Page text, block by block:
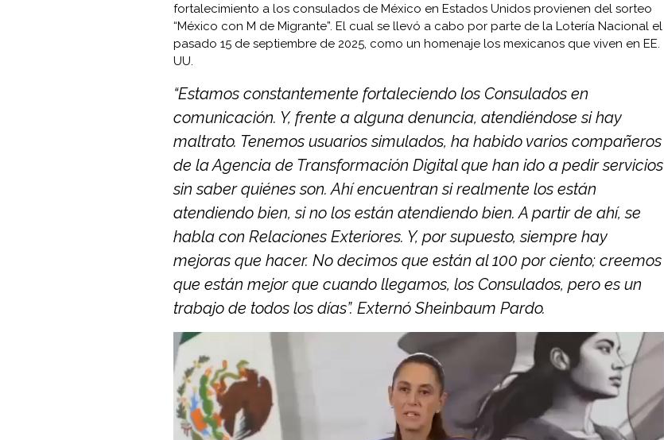
fortalecimiento a los consulados de México en Estados Unidos provienen del sorteo
“México con M de Migrante”. El cual se llevó a cabo por parte de la Lotería Nacional el
pasado 15 de septiembre de 2025, como un homenaje los mexicanos que viven en EE.
UU.
“Estamos constantemente fortaleciendo los Consulados en
comunicación. Y, frente a alguna denuncia, atendiéndose si hay
maltrato. Tenemos usuarios simulados, ha habido varios compañeros
de la Agencia de Transformación Digital que han ido a pedir servicios
sin saber quiénes son. Ahí encuentran si realmente los están
atendiendo bien, si no los están atendiendo bien. A partir de ahí, se
habla con Relaciones Exteriores. Y, por supuesto, siempre hay
mejoras que hacer. No decimos que están al 100 por ciento; creemos
que están mejor que cuando llegamos, los Consulados, pero es un
trabajo de todos los días”. Externó Sheinbaum Pardo.